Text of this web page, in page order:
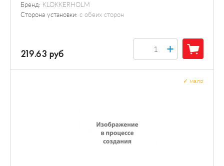
Бренд: KLOKKERHOLM
Сторона установки: с обеих сторон
219.63 руб +
мало